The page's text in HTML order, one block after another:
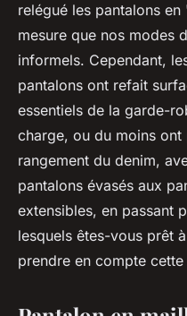
relégué les pantalons
mesure que nos modes
informels. Cependant,
pantalons ont refait
essentiels de la garde-
charge, ou du moins
rangement du denim,
pantalons évasés aux
extensibles, en passant
lesquels êtes-vous prêt
prendre en compte cette